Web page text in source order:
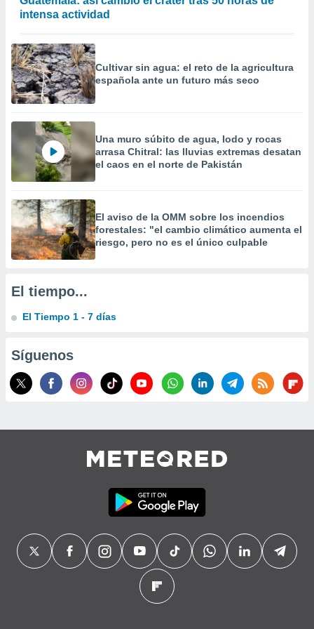
e
publicidad
publicidad
1199
intensa actividad
Cultivar sin agua: el reto de la agricultura
española ante un futuro más seco
Una muro súbito de agua, lodo y rocas
arrasa Chitral: las lluvias extremas desatan
el caos en el norte de Pakistán
El aviso de la OMM sobre los incendios
forestales: "el cambio climático aumenta el
riesgo, pero no es el único culpable
El tiempo...
El Tiempo 1 - 7 días
Síguenos